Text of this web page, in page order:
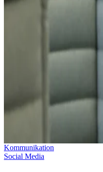
Kommunikation
Social Media